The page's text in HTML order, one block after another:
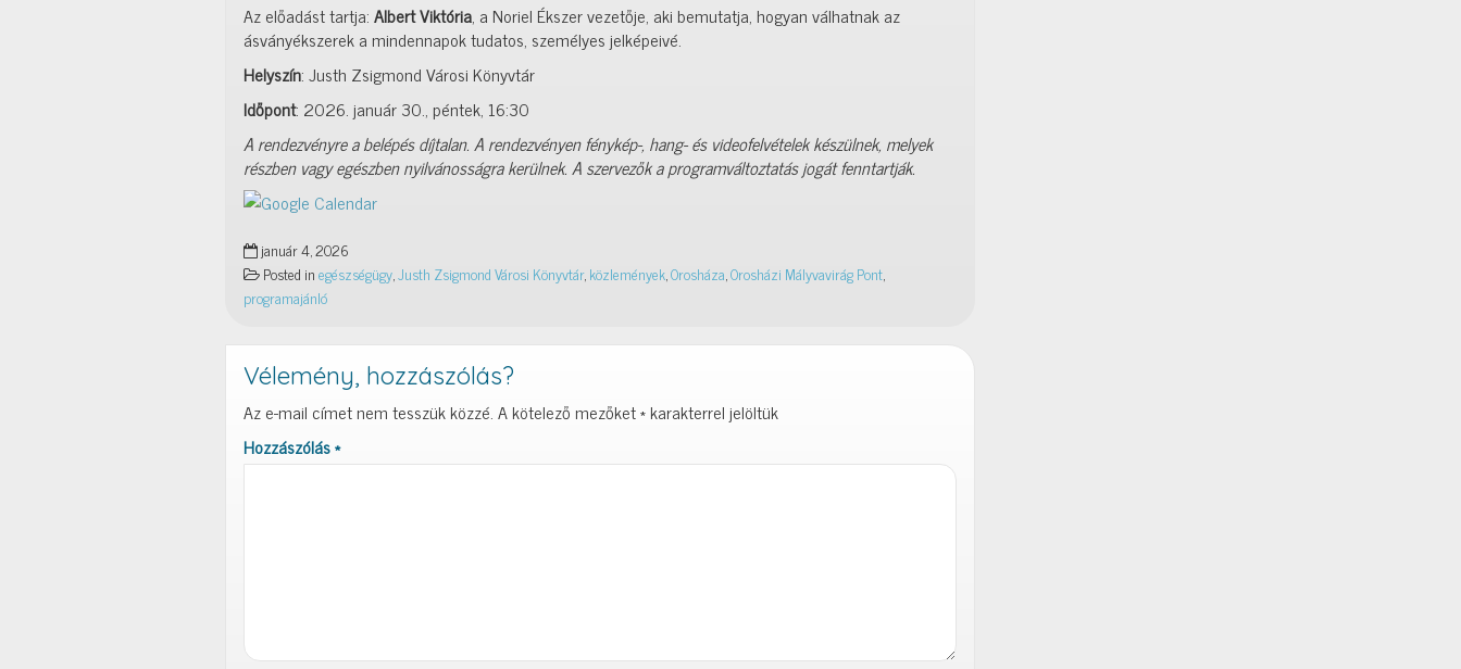
Az előadást tartja:Albert Viktória, a Noriel Ékszer vezetője, aki bemutatja, hogyan válhatnak az
ásványékszerek a mindennapok tudatos, személyes jelképeivé.
Helyszín: Justh Zsigmond Városi Könyvtár
Időpont: 2026. január 30., péntek, 16:30
A rendezvényre a belépés díjtalan. A rendezvényen fénykép-, hang- és videofelvételek készülnek, melyek
részben vagy egészben nyilvánosságra kerülnek. A szervezők a programváltoztatás jogát fenntartják.
január 4, 2026
Posted inegészségügy,Justh Zsigmond Városi Könyvtár,közlemények,Orosháza,Orosházi Mályvavirág Pont,
programajánló
Vélemény, hozzászólás?
Az e-mail címet nem tesszük közzé.A kötelező mezőket*karakterrel jelöltük
Hozzászólás*